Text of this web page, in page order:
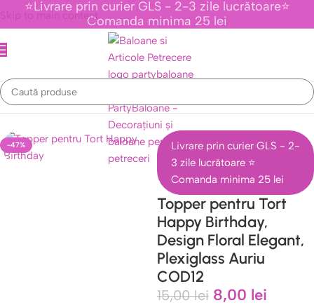
Skip to main content
⭐Livrare prin curier GLS - 2-3 zile lucrătoare⭐
Comanda minima 25 lei
Prima pagină/Topper tort/Toppere Din Plexiglas
-47%
Livrare prin curier GLS - 2-
3 zile lucrătoare ⭐
Comanda minima 25 lei
Topper pentru Tort
Happy Birthday,
Design Floral Elegant,
Plexiglass Auriu
COD12
15,00lei 8,00 lei